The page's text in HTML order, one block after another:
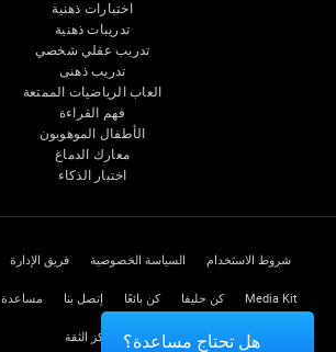
اختبارات ذهنية
تدريبات ذهنية
تدريب عقلي شخصي
تدريب ذهنى
العاب الرياضيات الممتعة
فهم القراءة
الأطفال الموهوبون
معارك الدماغ
اختبار الذكاء
شروط الاستخدام السياسة الخصوصية فريق الإدارة
Media Kit كن حليفا كن بائعًا إتصل بنا مساعدة
مركز الثقة هل تحتاج مساعدة؟